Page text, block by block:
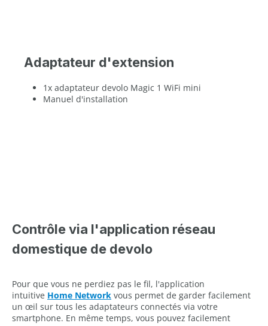
Adaptateur d'extension
1x adaptateur devolo Magic 1 WiFi mini
Manuel d'installation
Contrôle via l'application réseau
domestique de devolo
Pour que vous ne perdiez pas le fil, l'application
intuitive Home Network vous permet de garder facilement
un œil sur tous les adaptateurs connectés via votre
smartphone. En même temps, vous pouvez facilement